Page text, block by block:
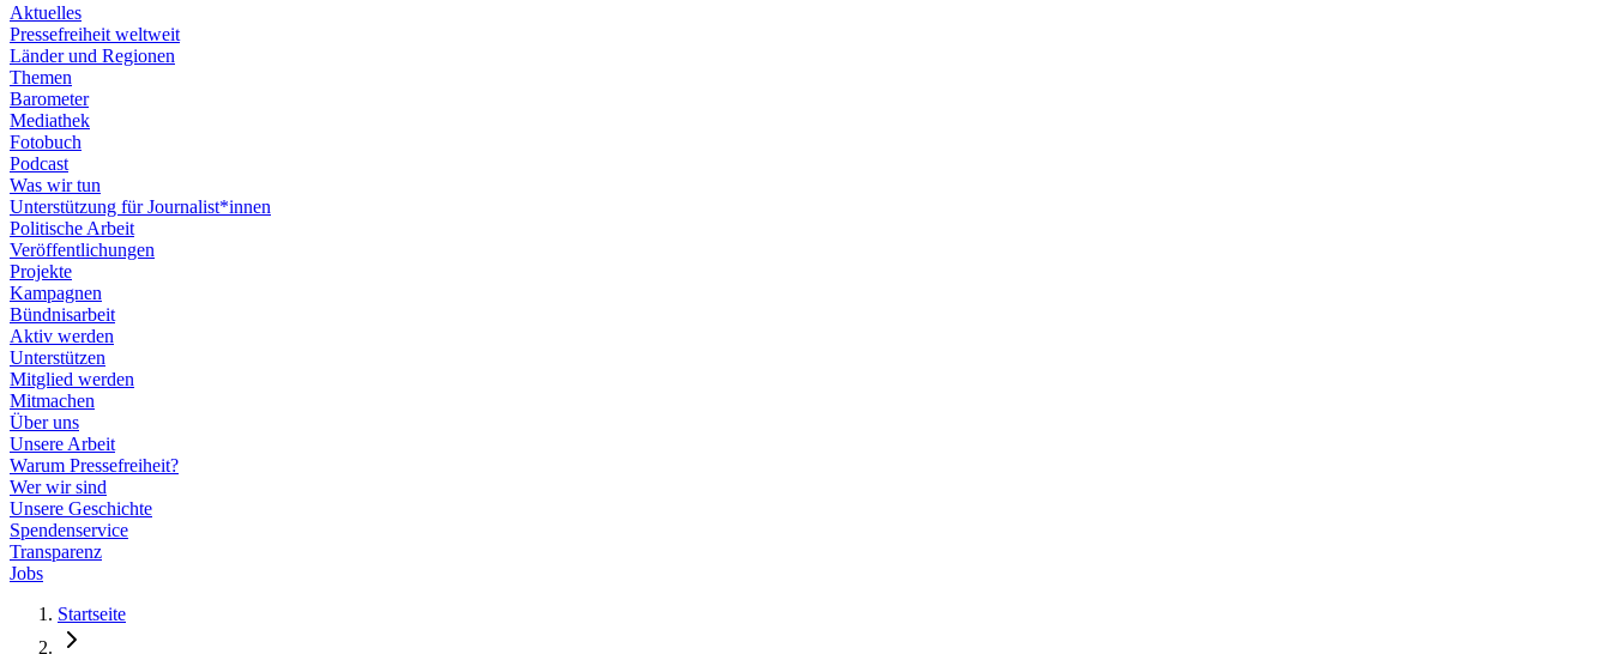
Aktuelles
Pressefreiheit weltweit
Länder und Regionen
Themen
Barometer
Mediathek
Fotobuch
Podcast
Was wir tun
Unterstützung für Journalist*innen
Politische Arbeit
Veröffentlichungen
Projekte
Kampagnen
Bündnisarbeit
Aktiv werden
Unterstützen
Mitglied werden
Mitmachen
Über uns
Unsere Arbeit
Warum Pressefreiheit?
Wer wir sind
Unsere Geschichte
Spendenservice
Transparenz
Jobs
Startseite